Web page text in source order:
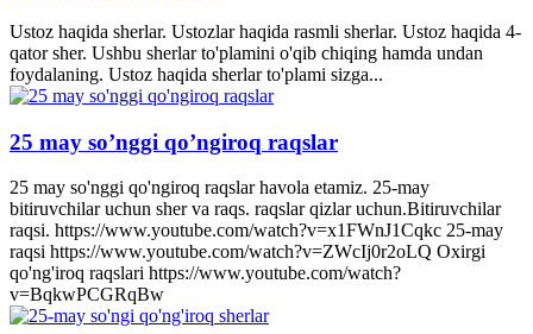
Ustoz haqida sherlar. Ustozlar haqida rasmli sherlar. Ustoz haqida 4-
qator sher. Ushbu sherlar to'plamini o'qib chiqing hamda undan
foydalaning. Ustoz haqida sherlar to'plami sizga...
25 may so’nggi qo’ngiroq raqslar
25 may so'nggi qo'ngiroq raqslar havola etamiz. 25-may
bitiruvchilar uchun sher va raqs. raqslar qizlar uchun.Bitiruvchilar
raqsi. https://www.youtube.com/watch?v=x1FWnJ1Cqkc 25-may
raqsi https://www.youtube.com/watch?v=ZWcIj0r2oLQ Oxirgi
qo'ng'iroq raqslari https://www.youtube.com/watch?
v=BqkwPCGRqBw